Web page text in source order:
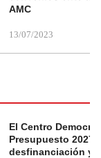
AMC
13/07/2023
El Centro
Presupuesto 2027
desfinanciación y